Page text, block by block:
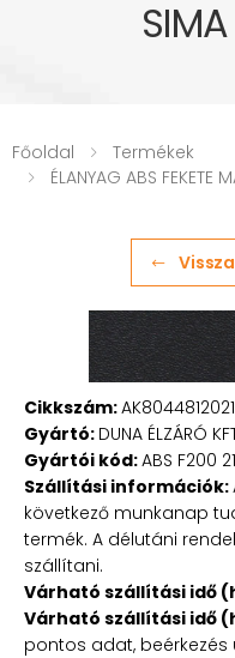
Főoldal
Termékek
ÉLANYAG ABS FEKETE
Cikkszám:AK8044812021
Gyártó: DUNA ÉLZÁRÓ
Gyártói kód:ABS F200
Szállítási információk:
következő munkanap
termék. A délutáni
szállítani.
Várható szállítási idő
Várható szállítási idő
pontos adat, beérkezés